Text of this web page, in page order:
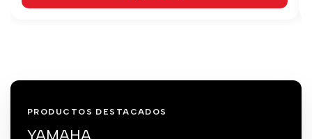
PRODUCTOS DESTACADOS
YAMAHA